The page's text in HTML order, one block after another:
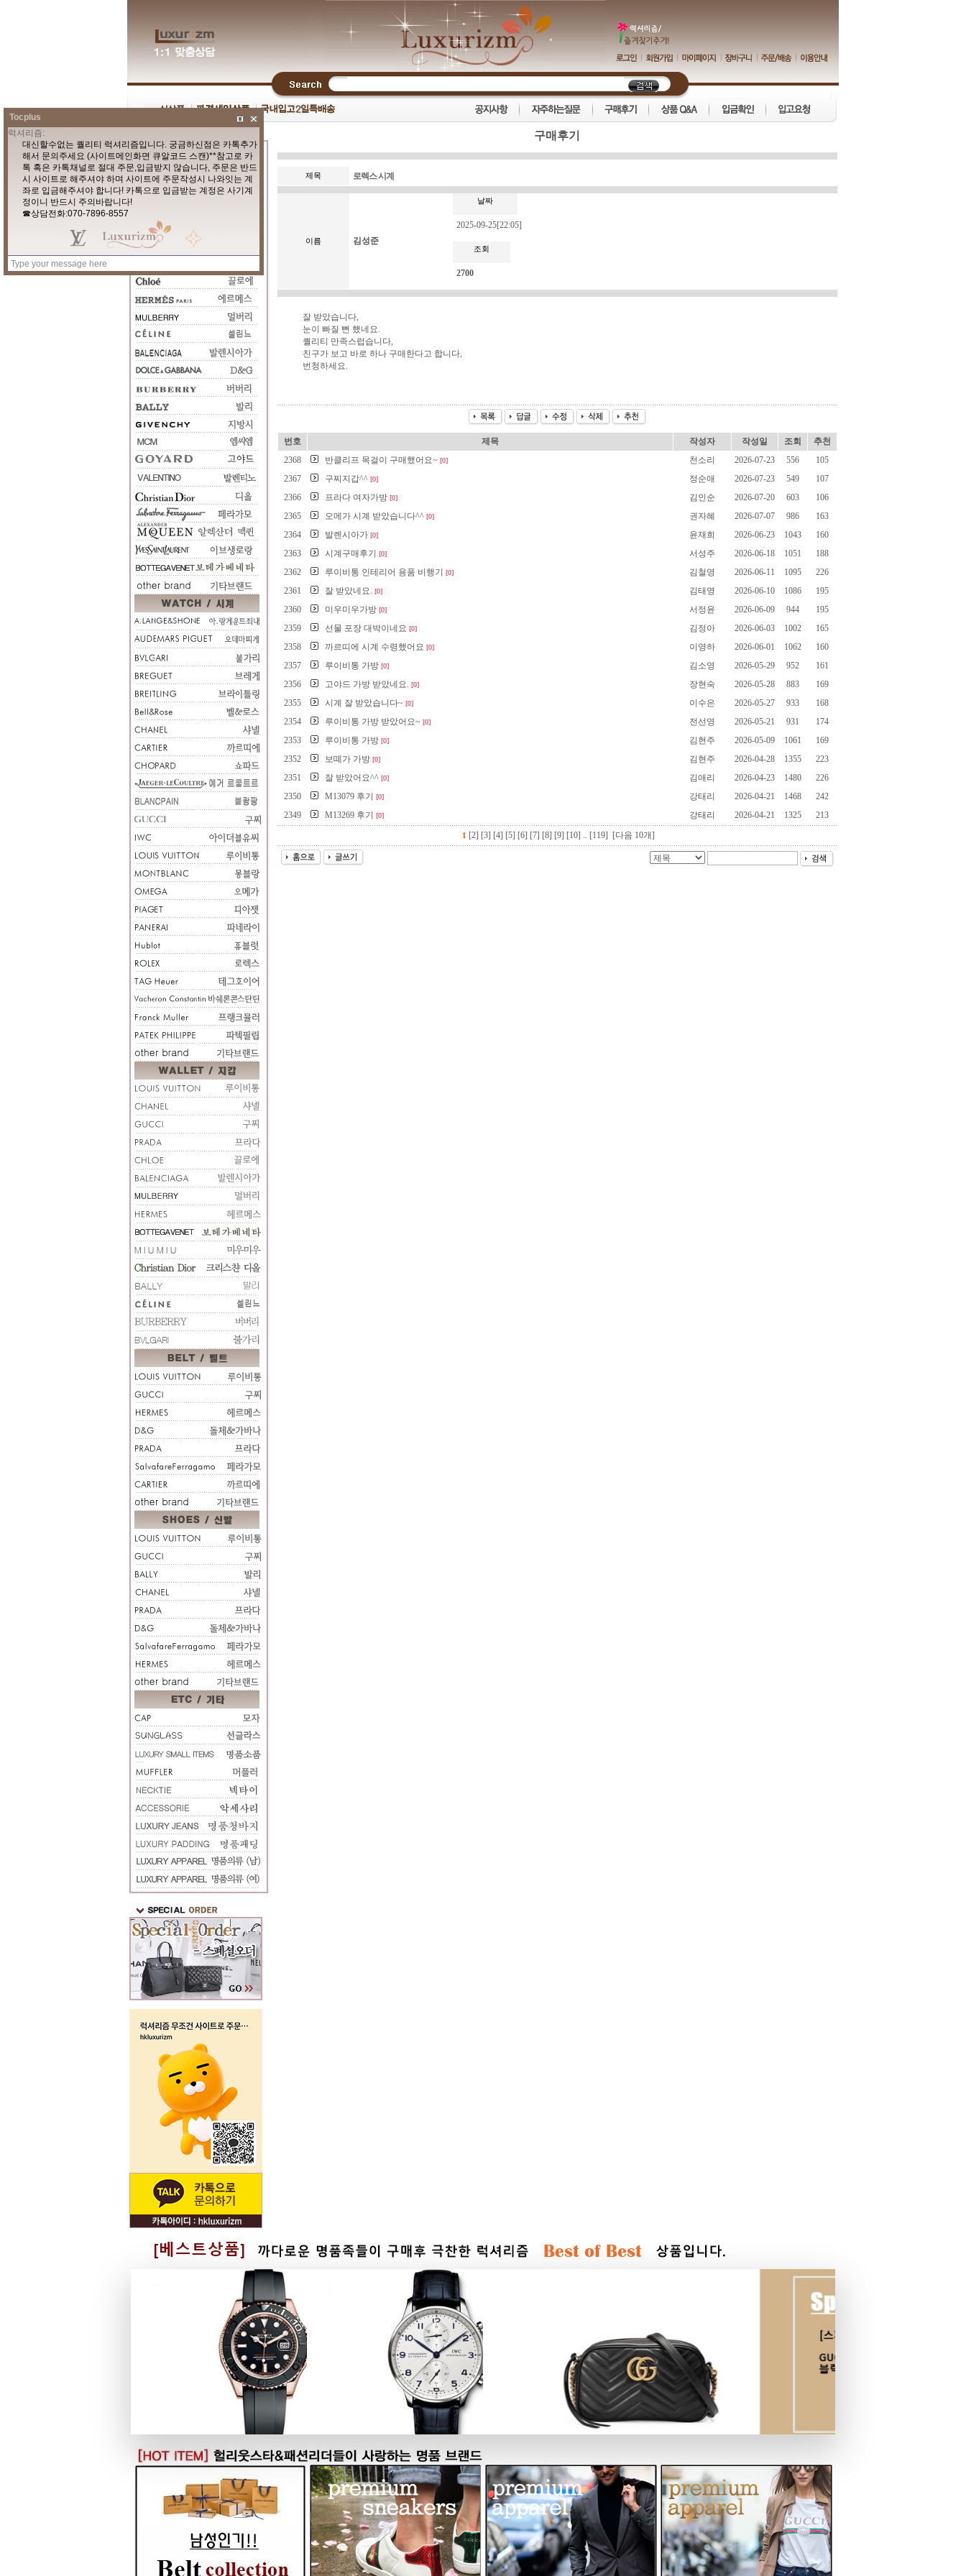
구매후기
제목 로렉스 시계
이름 김성준
날짜
2025-09-25[22:05]
조회
2700
잘 받았습니다,
눈이 빠질 뻔 했네요.
퀄리티 만족스럽습니다,
친구가 보고 바로 하나 구매한다고 합니다,
번청하세요.
번호 제목 작성자 작성일 조회
추천
2368
반클리프 목걸이 구매했어요~ [0] 천소리 2026-07-23 556
105
2367
구찌지갑^^ [0] 정순애 2026-07-23 549
107
2366
프라다 여자가방 [0] 김인순 2026-07-20 603
106
2365
오메가 시계 받았습니다^^ [0] 권자혜 2026-07-07 986
163
2364
발렌시아가 [0] 윤재희 2026-06-23 1043
160
2363
시계구매후기 [0] 서성주 2026-06-18 1051
188
2362
루이비통 인테리어 용품 비행기 [0] 김철영 2026-06-11 1095
226
2361
잘 받았네요. [0] 김태영 2026-06-10 1086
195
2360
미우미우가방 [0] 서정윤 2026-06-09 944
195
2359
선물 포장 대박이네요 [0] 김정아 2026-06-03 1002
165
2358
까르띠에 시계 수령했어요 [0] 이영하 2026-06-01 1062
160
2357
루이비통 가방 [0] 김소영 2026-05-29 952
161
2356
고야드 가방 받았네요. [0] 장현숙 2026-05-28 883
169
2355
시계 잘 받았습니다~ [0] 이수은 2026-05-27 933
168
2354
루이비통 가방 받았어요~ [0] 전선영 2026-05-21 931
174
2353
루이비통 가방 [0] 김현주 2026-05-09 1061
169
2352
보떼가 가방 [0] 김현주 2026-04-28 1355
223
2351
잘 받았어요^^ [0] 김애리 2026-04-23 1480
226
2350
M13079 후기 [0] 강태리 2026-04-21 1468
242
2349
M13269 후기 [0] 강태리 2026-04-21 1325 213
1 [2] [3] [4] [5] [6] [7] [8] [9] [10] .. [119] [다음 10개]
Tocplus